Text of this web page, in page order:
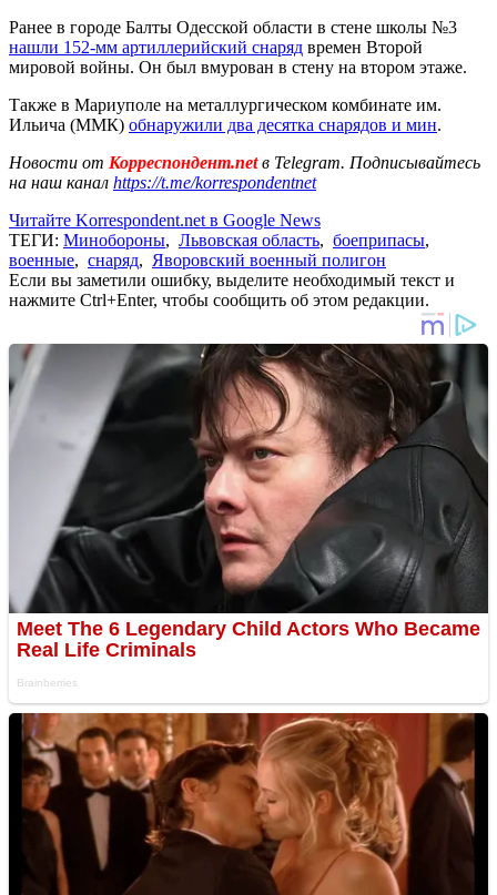
Ранее в городе Балты Одесской области в стене школы №3
нашли 152-мм артиллерийский снаряд времен Второй
мировой войны. Он был вмурован в стену на втором этаже.
Также в Мариуполе на металлургическом комбинате им.
Ильича (ММК) обнаружили два десятка снарядов и мин.
Новости от Корреспондент.netв Telegram. Подписывайтесь
на наш канал https://t.me/korrespondentnet
Читайте Korrespondent.net в Google News
ТЕГИ: Минобороны, Львовская область, боеприпасы,
военные, снаряд, Яворовский военный полигон
Если вы заметили ошибку, выделите необходимый текст и
нажмите Ctrl+Enter, чтобы сообщить об этом редакции.